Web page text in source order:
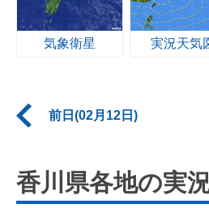
気象衛星 実況天気
前日(02月12日)
香川県各地の実